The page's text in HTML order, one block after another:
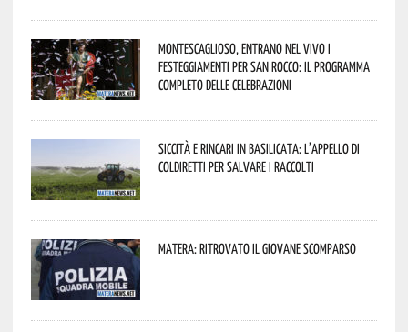
Montescaglioso, entrano nel vivo i
festeggiamenti per San Rocco: il programma
completo delle celebrazioni
Siccità e rincari in Basilicata: l’appello di
Coldiretti per salvare i raccolti
Matera: ritrovato il giovane scomparso